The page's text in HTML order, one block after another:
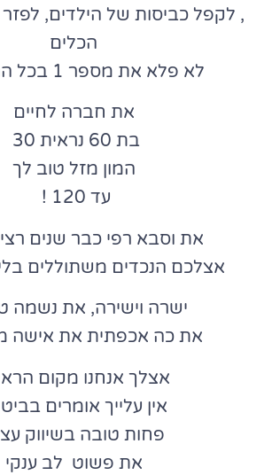
, לקפל כביסות של הילדים,
הכלים
לא פלא את מספר 1 בכל התחומים
את חברה לחיים
בת 60 נראית 30
המון מזל טוב לך
עד 120 !
את וסבא רפי כבר שנים
אצלכם הנכדים משתוללים
ישרה וישירה, את נשמה
את כה אכפתית את אישה
אצלך אנחנו מקום
אין עלייך אומרים
פחות טובה בשיווק
את פשוט לב ענקי